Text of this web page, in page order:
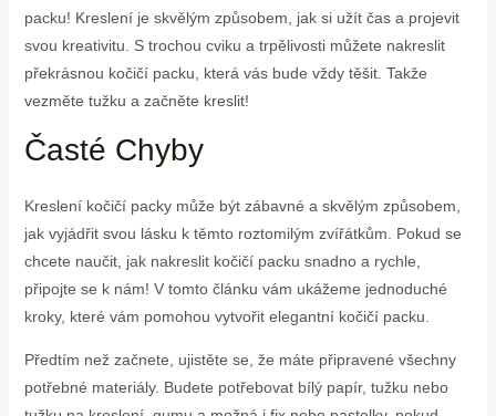
packu! Kreslení je skvělým způsobem, jak si užít čas a projevit
svou kreativitu. S trochou cviku a trpělivosti můžete nakreslit
překrásnou kočičí packu, která vás bude vždy těšit. Takže
vezměte tužku a začněte kreslit!
Časté Chyby
Kreslení kočičí packy může být zábavné a skvělým způsobem,
jak vyjádřit svou lásku k těmto roztomilým zvířátkům. Pokud se
chcete naučit, jak nakreslit kočičí packu snadno a rychle,
připojte se k nám! V tomto článku vám ukážeme jednoduché
kroky, které vám pomohou vytvořit elegantní kočičí packu.
Předtím než začnete, ujistěte se, že máte připravené všechny
potřebné materiály. Budete potřebovat bílý papír, tužku nebo